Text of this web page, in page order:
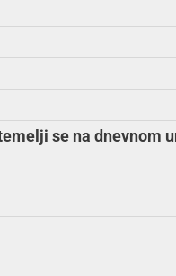
se na dnevnom